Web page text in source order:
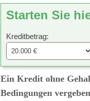
Starten Sie
Kreditbetrag:
Ein Kredit ohne
Bedingungen